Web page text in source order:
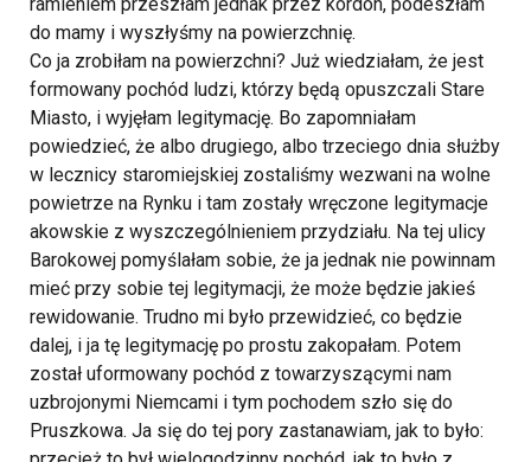
do mamy i wyszłyśmy na powierzchnię.
Co ja zrobiłam na powierzchni? Już wiedziałam, że jest
formowany pochód ludzi, którzy będą opuszczali Stare
Miasto, i wyjęłam legitymację. Bo zapomniałam
powiedzieć, że albo drugiego, albo trzeciego dnia służby
w lecznicy staromiejskiej zostaliśmy wezwani na wolne
powietrze na Rynku i tam zostały wręczone legitymacje
akowskie z wyszczególnieniem przydziału. Na tej ulicy
Barokowej pomyślałam sobie, że ja jednak nie powinnam
mieć przy sobie tej legitymacji, że może będzie jakieś
rewidowanie. Trudno mi było przewidzieć, co będzie
dalej, i ja tę legitymację po prostu zakopałam. Potem
został uformowany pochód z towarzyszącymi nam
uzbrojonymi Niemcami i tym pochodem szło się do
Pruszkowa. Ja się do tej pory zastanawiam, jak to było: